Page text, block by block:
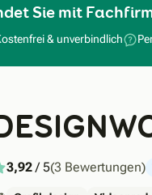
Sie mit
& unverbindlich
3,92/ 5(3 Bewertungen)